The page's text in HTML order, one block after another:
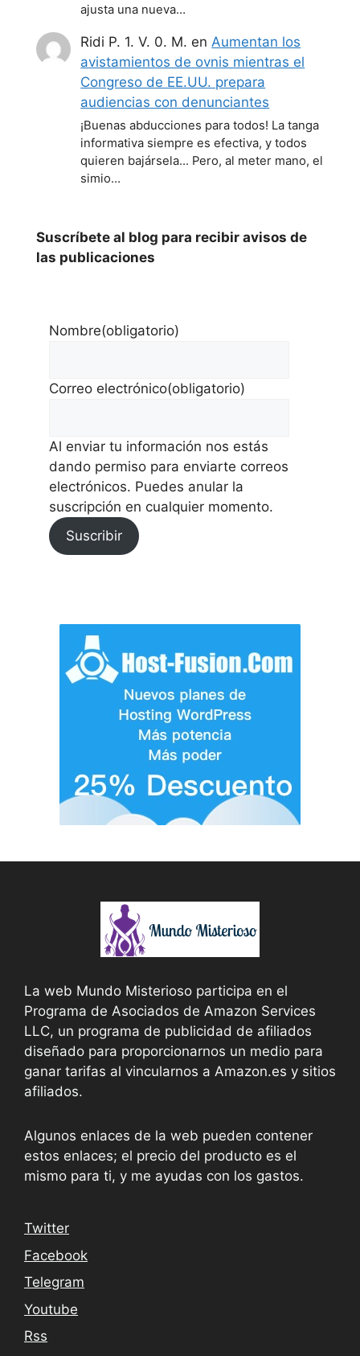
ajusta una nueva…
Ridi P. 1. V. 0. M. en Aumentan los
avistamientos de ovnis mientras el
Congreso de EE.UU. prepara
audiencias con denunciantes
¡Buenas abducciones para todos! La tanga
informativa siempre es efectiva, y todos
quieren bajársela... Pero, al meter mano, el
simio…
Suscríbete al blog para recibir avisos de
las publicaciones
Nombre(obligatorio)
Correo electrónico(obligatorio)
Al enviar tu información nos estás
dando permiso para enviarte correos
electrónicos. Puedes anular la
suscripción en cualquier momento.
Suscribir
La web Mundo Misterioso participa en el
Programa de Asociados de Amazon Services
LLC, un programa de publicidad de afiliados
diseñado para proporcionarnos un medio para
ganar tarifas al vincularnos a Amazon.es y sitios
afiliados.
Algunos enlaces de la web pueden contener
estos enlaces; el precio del producto es el
mismo para ti, y me ayudas con los gastos.
Twitter
Facebook
Telegram
Youtube
Rss